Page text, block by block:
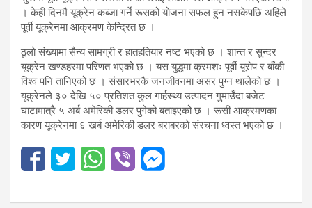
। केही दिनमै यूक्रेन कब्जा गर्ने रूसको योजना सफल हुन नसकेपछि अहिले
पूर्वी यूक्रेनमा आक्रमण केन्द्रित छ ।
ठूलो संख्यामा सैन्य सामग्री र हातहतियार नष्ट भएको छ । शान्त र सुन्दर
यूक्रेन खण्डहरमा परिणत भएको छ । यस युद्धमा क्रमशः पूर्वी यूरोप र बाँकी
विश्व पनि तानिएको छ । संसारभरकै जनजीवनमा असर पुग्न थालेको छ ।
यूक्रेनले ३० देखि ५० प्रतिशत कुल गार्हस्थ्य उत्पादन गुमाउँदा बजेट
घाटामात्रै ५ अर्ब अमेरिकी डलर पुगेको बताइएको छ । रूसी आक्रमणका
कारण यूक्रेनमा ६ खर्ब अमेरिकी डलर बराबरको संरचना ध्वस्त भएको छ ।